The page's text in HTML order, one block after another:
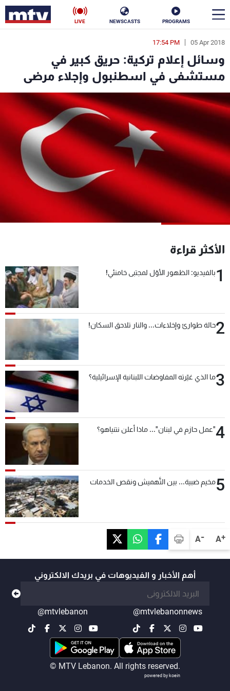
PROGRAMS
NEWSCASTS
LIVE
A+
A-
05 Apr 2018
17:54 PM
وسائل إعلام تركية: حريق كبير في
مستشفى في اسطنبول وإجلاء مرضى
الأكثر قراءة
1بالفيديو: الظهور الأوّل لمجتبى خامنئي!
2حالة طوارئ وإخلاءات... والنار تلاحق السكان!
3ما الذي غيّرته المفاوضات اللبنانية الإسرائيلية؟
4"عمل حازم في لبنان"... ماذا أعلن نتنياهو؟
5مخيم ضبية... بين التَّهميش ونقص الخدمات
أهم الأخبار و الفيديوهات في بريدك الالكتروني
@mtvlebanonnews
@mtvlebanon
© MTV Lebanon. All rights reserved.
powered by koein
en
الأخبار
سياسة ناس
إقتصاد فن
منوعات رياضة
كأس العالم
البرامج
جدول البرامج
شاهد البرامج
الترددات
شروط الإسـتخدام
سياسة الخصوصية